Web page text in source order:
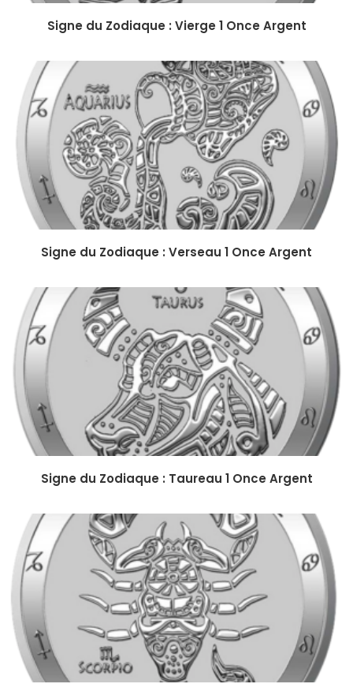
Signe du Zodiaque : Vierge 1 Once Argent
Signe du Zodiaque : Verseau 1 Once Argent
Signe du Zodiaque : Taureau 1 Once Argent